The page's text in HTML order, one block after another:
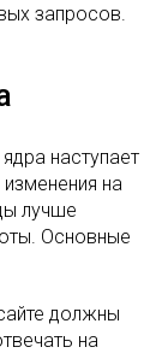
запросов.
наступает
изменения на
лучше
Основные
должны
на